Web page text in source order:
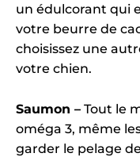
un édulcorant qui
votre beurre de
choisissez une
votre chien.
Saumon – Tout le
oméga 3, même
garder le pelage